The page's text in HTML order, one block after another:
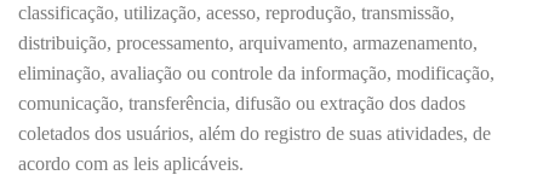
classificação, utilização, acesso, reprodução, transmissão,
distribuição, processamento, arquivamento, armazenamento,
eliminação, avaliação ou controle da informação, modificação,
comunicação, transferência, difusão ou extração dos dados
coletados dos usuários, além do registro de suas atividades, de
acordo com as leis aplicáveis.